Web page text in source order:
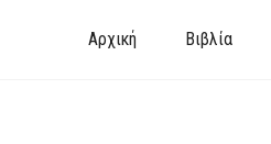
Αρχική Βιβλία